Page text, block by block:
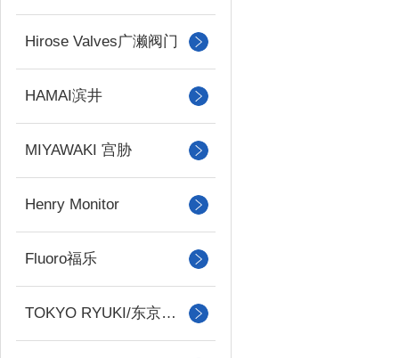
Hirose Valves广濑阀门
HAMAI滨井
MIYAWAKI 宫胁
Henry Monitor
Fluoro福乐
TOKYO RYUKI/东京流机